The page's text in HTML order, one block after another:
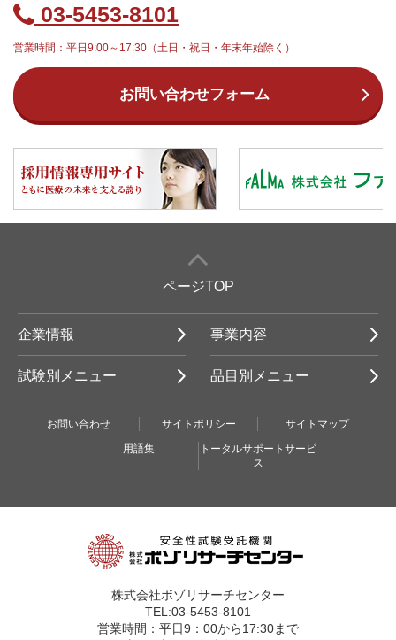
03-5453-8101
営業時間：平日9:00～17:30（土日・祝日・年末年始除く）
お問い合わせフォーム
ページTOP
企業情報 事業内容
試験別メニュー 品目別メニュー
お問い合わせ サイトポリシー
サイトマップ
用語集
トータルサポートサービ
ス
株式会社ボゾリサーチセンター
TEL:03-5453-8101
営業時間：平日9：00から17:30まで